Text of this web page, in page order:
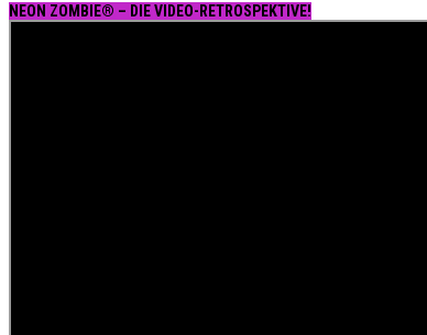
NEON ZOMBIE® – DIE VIDEO-RETROSPEKTIVE!